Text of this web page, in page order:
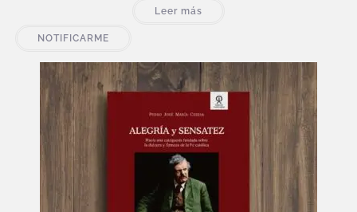
Leer más
NOTIFICARME